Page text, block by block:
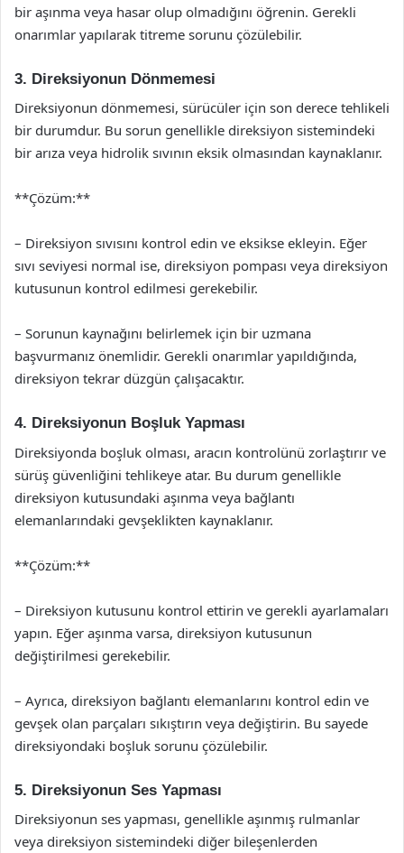
bir aşınma veya hasar olup olmadığını öğrenin. Gerekli
onarımlar yapılarak titreme sorunu çözülebilir.
3. Direksiyonun Dönmemesi
Direksiyonun dönmemesi, sürücüler için son derece tehlikeli
bir durumdur. Bu sorun genellikle direksiyon sistemindeki
bir arıza veya hidrolik sıvının eksik olmasından kaynaklanır.
**Çözüm:**
– Direksiyon sıvısını kontrol edin ve eksikse ekleyin. Eğer
sıvı seviyesi normal ise, direksiyon pompası veya direksiyon
kutusunun kontrol edilmesi gerekebilir.
– Sorunun kaynağını belirlemek için bir uzmana
başvurmanız önemlidir. Gerekli onarımlar yapıldığında,
direksiyon tekrar düzgün çalışacaktır.
4. Direksiyonun Boşluk Yapması
Direksiyonda boşluk olması, aracın kontrolünü zorlaştırır ve
sürüş güvenliğini tehlikeye atar. Bu durum genellikle
direksiyon kutusundaki aşınma veya bağlantı
elemanlarındaki gevşeklikten kaynaklanır.
**Çözüm:**
– Direksiyon kutusunu kontrol ettirin ve gerekli ayarlamaları
yapın. Eğer aşınma varsa, direksiyon kutusunun
değiştirilmesi gerekebilir.
– Ayrıca, direksiyon bağlantı elemanlarını kontrol edin ve
gevşek olan parçaları sıkıştırın veya değiştirin. Bu sayede
direksiyondaki boşluk sorunu çözülebilir.
5. Direksiyonun Ses Yapması
Direksiyonun ses yapması, genellikle aşınmış rulmanlar
veya direksiyon sistemindeki diğer bileşenlerden